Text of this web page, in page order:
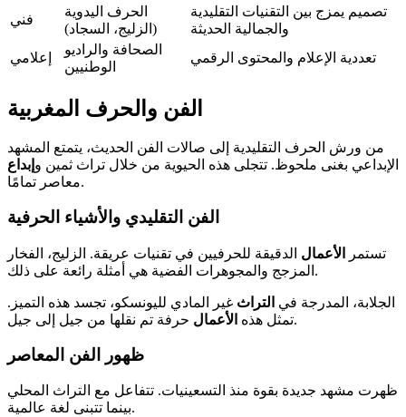
فني
الحرف اليدوية
(الزليج، السجاد)
تصميم يمزج بين التقنيات التقليدية
والجمالية الحديثة
إعلامي
الصحافة والراديو
الوطنيين
تعددية الإعلام والمحتوى الرقمي
الفن والحرف المغربية
من ورش الحرف التقليدية إلى صالات الفن الحديث، يتمتع المشهد
الإبداعي بغنى ملحوظ. تتجلى هذه الحيوية من خلال تراث ثمين وإبداع
معاصر تمامًا.
الفن التقليدي والأشياء الحرفية
تستمر الأعمال الدقيقة للحرفيين في تقنيات عريقة. الزليج، الفخار
المزجج والمجوهرات الفضية هي أمثلة رائعة على ذلك.
الجلابة، المدرجة في التراث غير المادي لليونسكو، تجسد هذه التميز.
تمثل هذه الأعمال حرفة تم نقلها من جيل إلى جيل.
ظهور الفن المعاصر
ظهرت مشهد جديدة بقوة منذ التسعينيات. تتفاعل مع التراث المحلي
بينما تتبنى لغة عالمية.